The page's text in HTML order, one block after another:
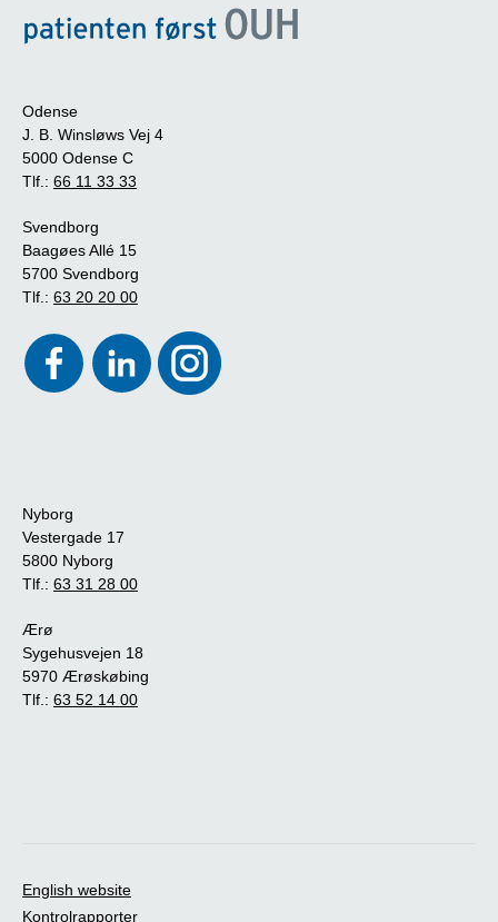
Odense
J. B. Winsløws Vej 4
5000 Odense C
Tlf.: 66 11 33 33
Svendborg
Baagøes Allé 15
5700 Svendborg
Tlf.: 63 20 20 00
Nyborg
Vestergade 17
5800 Nyborg
Tlf.: 63 31 28 00
Ærø
Sygehusvejen 18
5970 Ærøskøbing
Tlf.: 63 52 14 00
English website
Kontrolrapporter